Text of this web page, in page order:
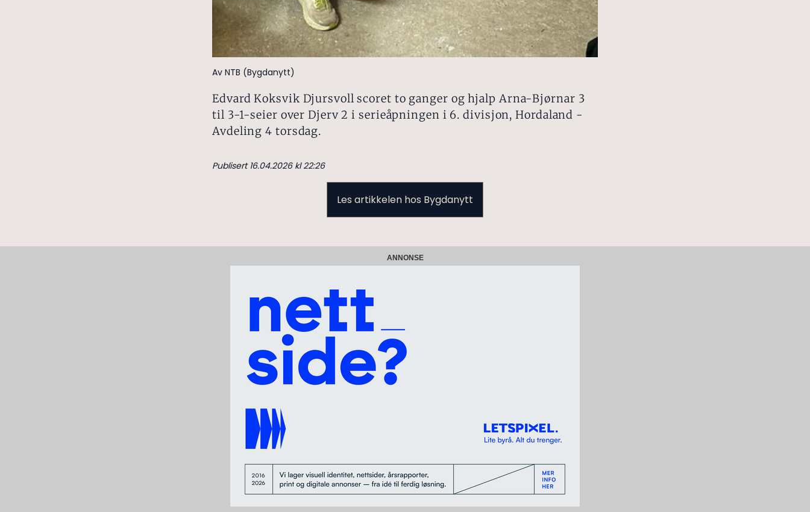
Av NTB (Bygdanytt)
Edvard Koksvik Djursvoll scoret to ganger og hjalp Arna-Bjørnar 3
til 3-1-seier over Djerv 2 i serieåpningen i 6. divisjon, Hordaland -
Avdeling 4 torsdag.
Publisert 16.04.2026 kl 22:26
Les artikkelen hos Bygdanytt
ANNONSE